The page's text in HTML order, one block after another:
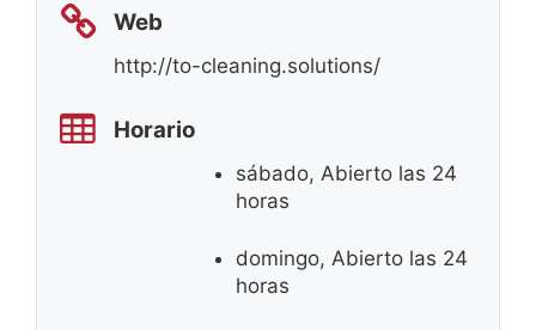
Web
http://to-cleaning.solutions/
Horario
sábado, Abierto las 24
horas
domingo, Abierto las 24
horas